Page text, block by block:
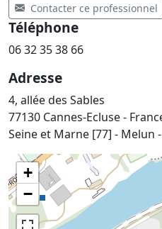
Contacter ce professionnel
Téléphone
06 32 35 38 66
Adresse
4, allée des Sables
77130 Cannes-Ecluse -
Seine et Marne [77] - Melun
+
−